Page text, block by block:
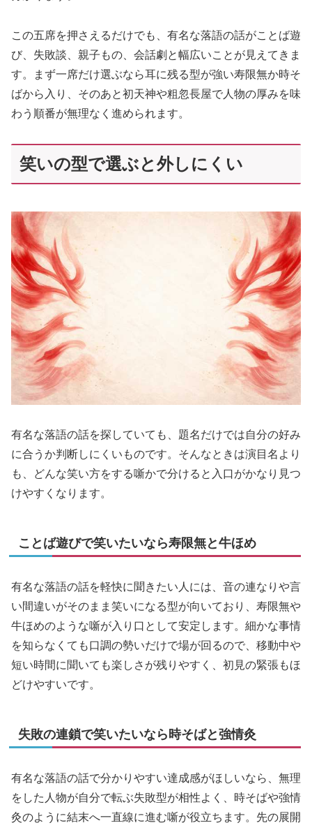
この五席を押さえるだけでも、有名な落語の話がことば遊
び、失敗談、親子もの、会話劇と幅広いことが見えてきま
す。まず一席だけ選ぶなら耳に残る型が強い寿限無か時そ
ばから入り、そのあと初天神や粗忽長屋で人物の厚みを味
わう順番が無理なく進められます。
笑いの型で選ぶと外しにくい
有名な落語の話を探していても、題名だけでは自分の好み
に合うか判断しにくいものです。そんなときは演目名より
も、どんな笑い方をする噺かで分けると入口がかなり見つ
けやすくなります。
ことば遊びで笑いたいなら寿限無と牛ほめ
有名な落語の話を軽快に聞きたい人には、音の連なりや言
い間違いがそのまま笑いになる型が向いており、寿限無や
牛ほめのような噺が入り口として安定します。細かな事情
を知らなくても口調の勢いだけで場が回るので、移動中や
短い時間に聞いても楽しさが残りやすく、初見の緊張もほ
どけやすいです。
失敗の連鎖で笑いたいなら時そばと強情灸
有名な落語の話で分かりやすい達成感がほしいなら、無理
をした人物が自分で転ぶ失敗型が相性よく、時そばや強情
灸のように結末へ一直線に進む噺が役立ちます。先の展開